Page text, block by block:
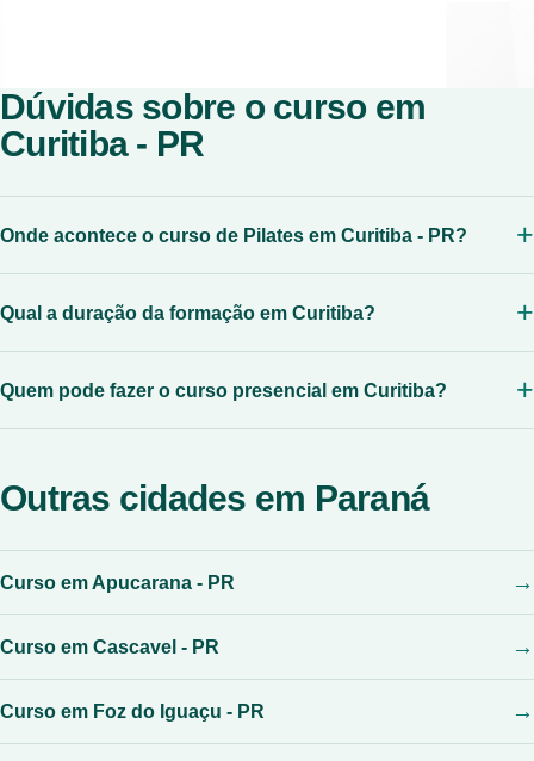
Dúvidas sobre o curso em
Curitiba - PR
Onde acontece o curso de Pilates em Curitiba - PR?
Qual a duração da formação em Curitiba?
Quem pode fazer o curso presencial em Curitiba?
Outras cidades em Paraná
Curso em Apucarana - PR
Curso em Cascavel - PR
Curso em Foz do Iguaçu - PR